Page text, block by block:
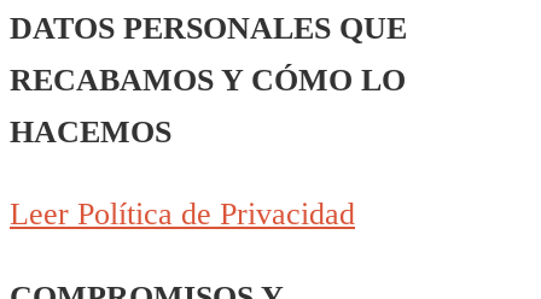
DATOS PERSONALES QUE
RECABAMOS Y CÓMO LO
HACEMOS
Leer Política de Privacidad